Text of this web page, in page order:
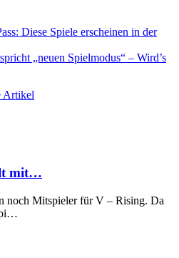
Diese Spiele erscheinen in der
„neuen Spielmodus“ – Wird’s
Artikel
mit…
noch Mitspieler für V – Rising. Da